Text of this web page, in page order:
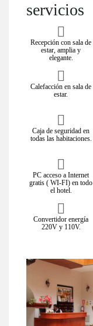
servicios
Recepción con sala de
estar, amplia y
elegante.
Calefacción en sala de
estar.
Caja de seguridad en
todas las habitaciones.
PC acceso a Internet
gratis ( WI-FI) en todo
el hotel.
Convertidor energía
220V y 110V.